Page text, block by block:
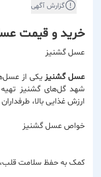
گزارش آگهی
خرید و قیمت
عسل گشنیز
عسل گشنیزیکی از
شهد گل‌های گشنیز
ارزش غذایی بالا،
خواص عسل گشنیز
کمک به حفظ سلامت